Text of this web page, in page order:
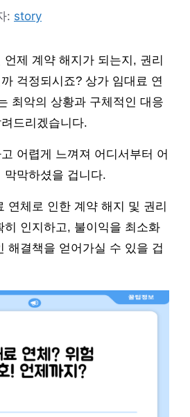
: story
제 계약 해지가 되는지, 권리
걱정되시죠? 상가 임대료 연
최악의 상황과 구체적인 대응
드리겠습니다.
어렵게 느껴져 어디서부터 어
막막하셨을 겁니다.
연체로 인한 계약 해지 및 권리
히 인지하고, 불이익을 최소화
해결책을 얻어가실 수 있을 겁